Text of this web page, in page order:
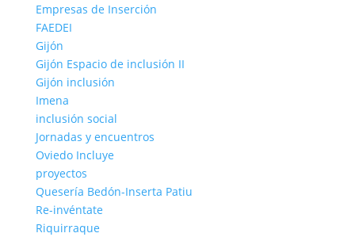
Empresas de Inserción
FAEDEI
Gijón
Gijón Espacio de inclusión II
Gijón inclusión
Imena
inclusión social
Jornadas y encuentros
Oviedo Incluye
proyectos
Quesería Bedón-Inserta Patiu
Re-invéntate
Riquirraque